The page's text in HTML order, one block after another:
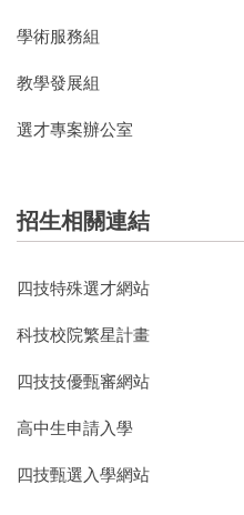
學術服務組
教學發展組
選才專案辦公室
招生相關連結
四技特殊選才網站
科技校院繁星計畫
四技技優甄審網站
高中生申請入學
四技甄選入學網站